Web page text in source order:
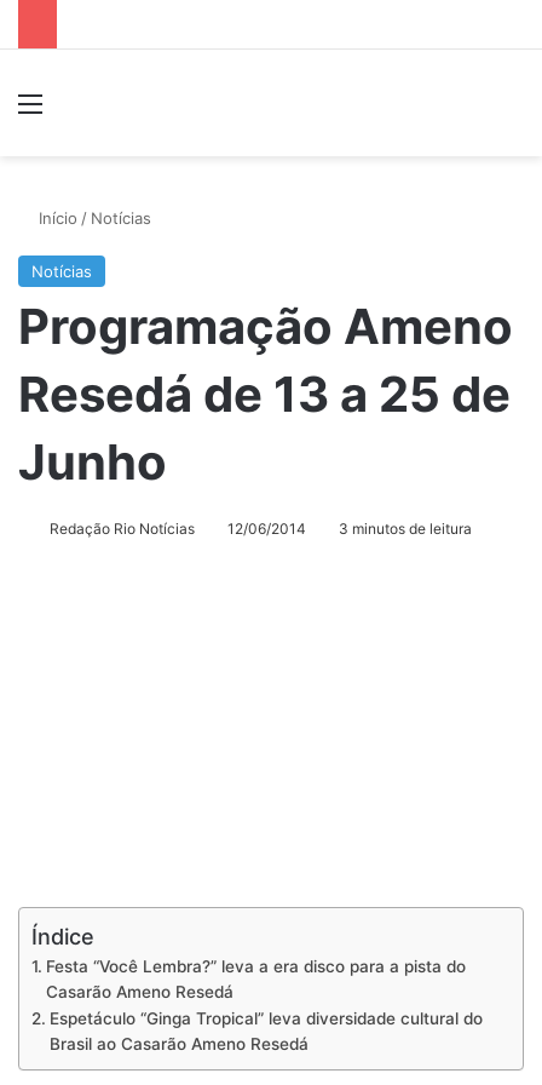
Início / Notícias
Notícias
Programação Ameno
Resedá de 13 a 25 de
Junho
Redação Rio Notícias 12/06/2014 3 minutos de leitura
Índice
Festa “Você Lembra?” leva a era disco para a pista do
Casarão Ameno Resedá
Espetáculo “Ginga Tropical” leva diversidade cultural do
Brasil ao Casarão Ameno Resedá